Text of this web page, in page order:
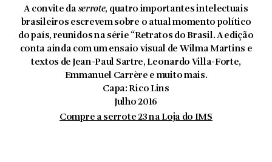
A convite da serrote, quatro importantes intelectuais
brasileiros escrevem sobre o atual momento político
do país, reunidos na série “Retratos do Brasil. A edição
conta ainda com um ensaio visual de Wilma Martins e
textos de Jean-Paul Sartre, Leonardo Villa-Forte,
Emmanuel Carrère e muito mais.
Capa: Rico Lins
Julho 2016
Compre a serrote 23 na Loja do IMS